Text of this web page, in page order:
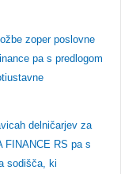
zoper poslovne
pa s predlogom
delničarjev za
FINANCE RS pa s
sodišča, ki